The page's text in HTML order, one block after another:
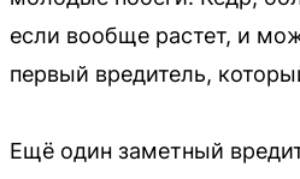
если вообще растет, и
первый вредитель,
Ещё один заметный